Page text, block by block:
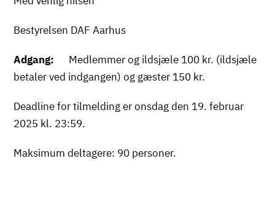
Bestyrelsen DAF Aarhus
Adgang: Medlemmer og ildsjæle 100 kr. (ildsjæle
betaler ved indgangen) og gæster 150 kr.
Deadline for tilmelding er onsdag den 19. februar
2025 kl. 23:59.
Maksimum deltagere: 90 personer.